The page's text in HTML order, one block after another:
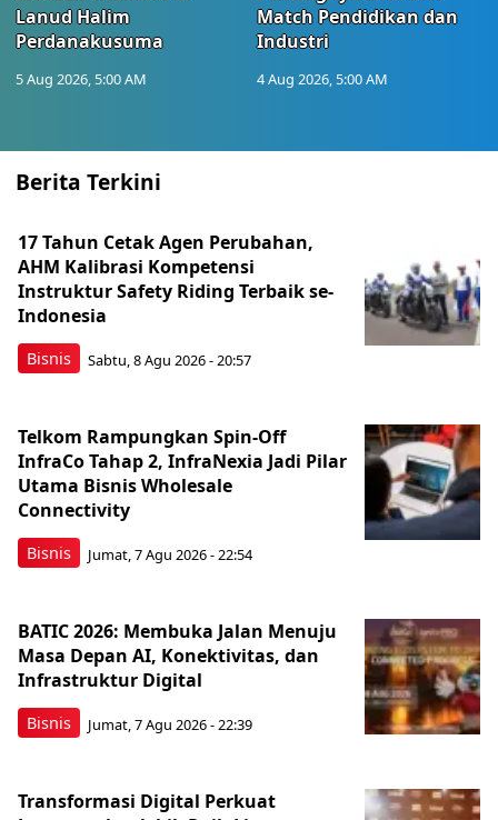
Lanud Halim
Perdanakusuma
5 Aug 2026, 5:00 AM
Match Pendidikan dan
Industri
4 Aug 2026, 5:00 AM
Berita Terkini
Bisnis
17 Tahun Cetak Agen Perubahan,
AHM Kalibrasi Kompetensi
Instruktur Safety Riding Terbaik se-
Indonesia
Sabtu, 8 Agu 2026 - 20:57
Bisnis
Telkom Rampungkan Spin-Off
InfraCo Tahap 2, InfraNexia Jadi Pilar
Utama Bisnis Wholesale
Connectivity
Jumat, 7 Agu 2026 - 22:54
Bisnis
BATIC 2026: Membuka Jalan Menuju
Masa Depan AI, Konektivitas, dan
Infrastruktur Digital
Jumat, 7 Agu 2026 - 22:39
Transformasi Digital Perkuat